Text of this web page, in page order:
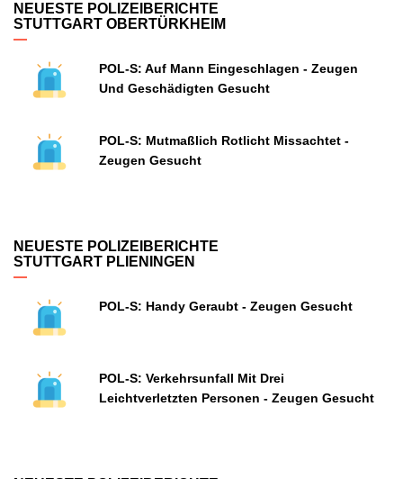
NEUESTE POLIZEIBERICHTE
STUTTGART OBERTÜRKHEIM
POL-S: Auf Mann Eingeschlagen - Zeugen
Und Geschädigten Gesucht
POL-S: Mutmaßlich Rotlicht Missachtet -
Zeugen Gesucht
NEUESTE POLIZEIBERICHTE
STUTTGART PLIENINGEN
POL-S: Handy Geraubt - Zeugen Gesucht
POL-S: Verkehrsunfall Mit Drei
Leichtverletzten Personen - Zeugen Gesucht